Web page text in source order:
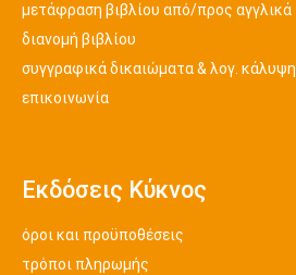
μετάφραση βιβλίου από/προς αγγλικά
διανομή βιβλίου
συγγραφικά δικαιώματα & λογ. κάλυψη
επικοινωνία
Εκδόσεις Κύκνος
όροι και προϋποθέσεις
τρόποι πληρωμής